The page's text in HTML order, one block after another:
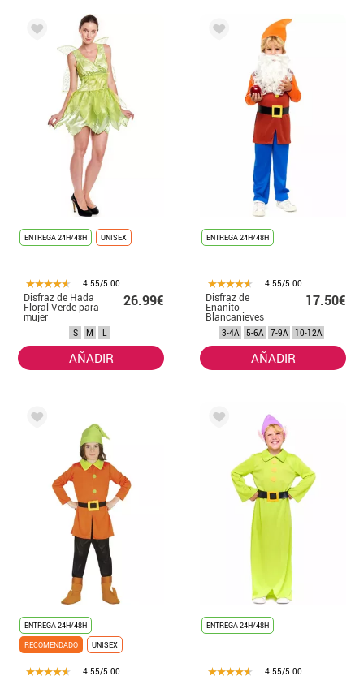
ENTREGA 24H/48H UNISEX
4.55/5.00
Disfraz de Hada
Floral Verde para
mujer
26.99€
S M L
AÑADIR
ENTREGA 24H/48H
4.55/5.00
Disfraz de
Enanito
Blancanieves
marrón para niño
17.50€
3-4A 5-6A 7-9A 10-12A
AÑADIR
ENTREGA 24H/48H
RECOMENDADO
UNISEX
4.55/5.00
ENTREGA 24H/48H
4.55/5.00